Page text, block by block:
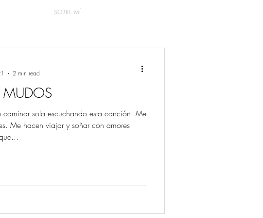
SOBRE MÍ
sola escuchando esta canción. Me
Me hacen viajar y soñar con amores
2 min read